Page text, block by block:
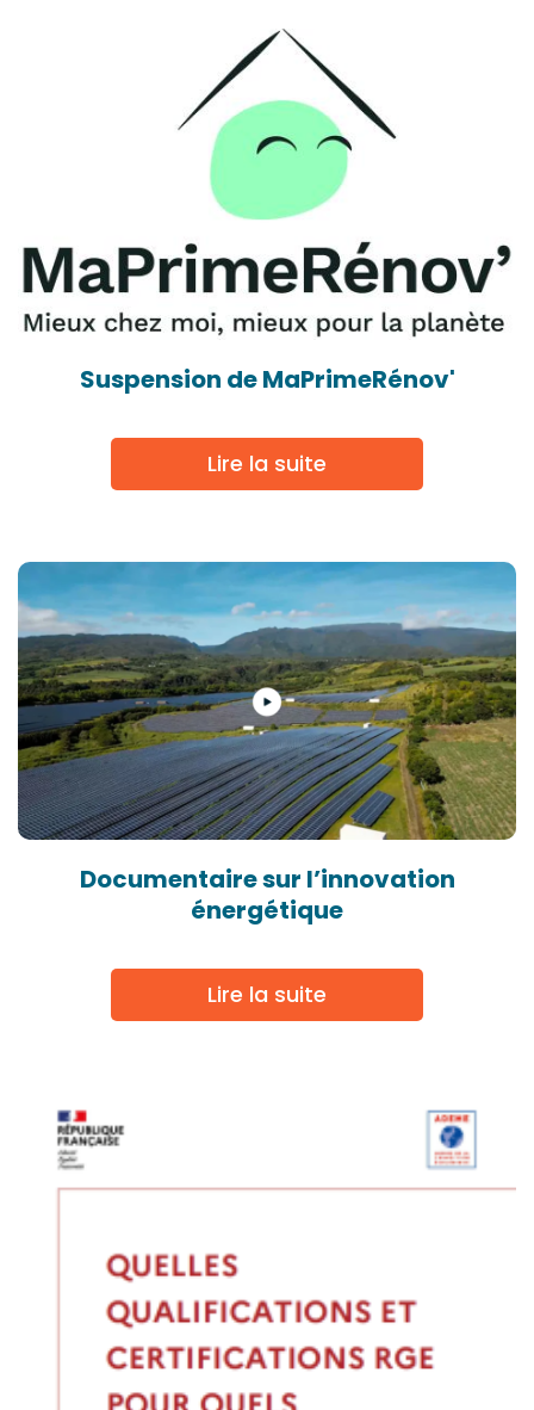
Suspension de MaPrimeRénov'
Lire la suite
Documentaire sur l’innovation
énergétique
Lire la suite